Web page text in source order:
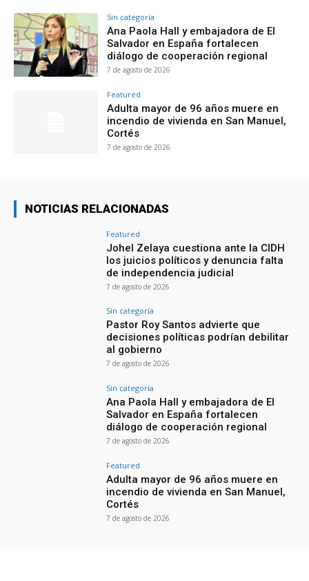
Sin categoría
Ana Paola Hall y embajadora de El
Salvador en España fortalecen
diálogo de cooperación regional
7 de agosto de 2026
Featured
Adulta mayor de 96 años muere en
incendio de vivienda en San Manuel,
Cortés
7 de agosto de 2026
NOTICIAS RELACIONADAS
Featured
Johel Zelaya cuestiona ante la CIDH
los juicios políticos y denuncia falta
de independencia judicial
7 de agosto de 2026
Sin categoría
Pastor Roy Santos advierte que
decisiones políticas podrían debilitar
al gobierno
7 de agosto de 2026
Sin categoría
Ana Paola Hall y embajadora de El
Salvador en España fortalecen
diálogo de cooperación regional
7 de agosto de 2026
Featured
Adulta mayor de 96 años muere en
incendio de vivienda en San Manuel,
Cortés
7 de agosto de 2026